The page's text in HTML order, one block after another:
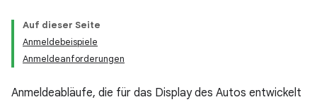
Auf dieser Seite
Anmeldebeispiele
Anmeldeanforderungen
Anmeldeabläufe, die für das Display des Autos entwickelt